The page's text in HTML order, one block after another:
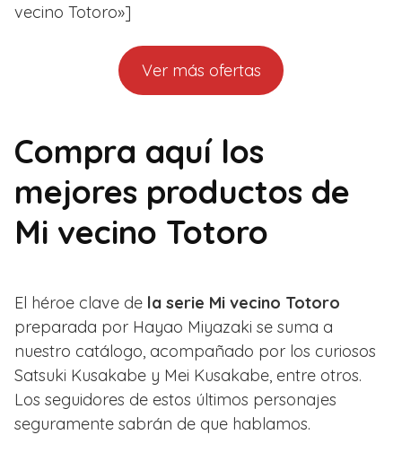
vecino Totoro»]
Ver más ofertas
Compra aquí los
mejores productos de
Mi vecino Totoro
El héroe clave de la serie Mi vecino Totoro
preparada por Hayao Miyazaki se suma a
nuestro catálogo, acompañado por los curiosos
Satsuki Kusakabe y Mei Kusakabe, entre otros.
Los seguidores de estos últimos personajes
seguramente sabrán de que hablamos.